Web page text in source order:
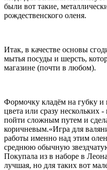
были вот такие,
рождественского оленя.
Итак, в качестве основы
мытья посуды и шерсть,
магазине (почти в любом).
Формочку кладём на губку и
цвета или сразу нескольких
пойти сложным путем и
коричневым. Игра для
работы именно над этим
среднюю обычную
Покупала из в наборе в
лучшая, но для таких вот